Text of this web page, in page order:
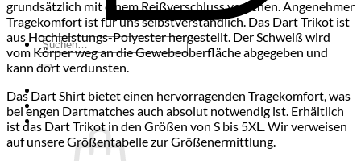
Suchen
nach:
grundsätzlich mit einem Reißverschluss versehen. Angenehmer
Tragekomfort ist für uns selbstverständlich. Das Dart Trikot ist
aus Hochleistungs-Polyester hergestellt. Der Schweiß wird
vom Körper weg an die Gewebeoberfläche abgegeben und
kann dort verdunsten.
Das Dart Shirt bietet einen hervorragenden Tragekomfort, was
bei engen Dartmatches auch absolut notwendig ist. Erhältlich
ist das Dart Trikot in den Größen von S bis 5XL. Wir verweisen
auf unsere Größentabelle zur Größenermittlung.